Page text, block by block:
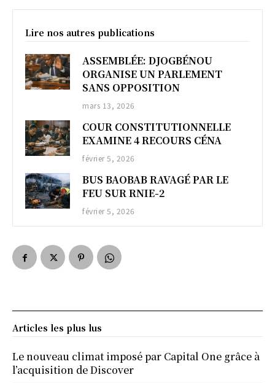
Lire nos autres publications
ASSEMBLÉE: DJOGBÉNOU
ORGANISE UN PARLEMENT
SANS OPPOSITION
mars 13, 2026
COUR CONSTITUTIONNELLE
EXAMINE 4 RECOURS CÉNA
février 5, 2026
BUS BAOBAB RAVAGÉ PAR LE
FEU SUR RNIE-2
février 5, 2026
Articles les plus lus
Le nouveau climat imposé par Capital One grâce à
l’acquisition de Discover